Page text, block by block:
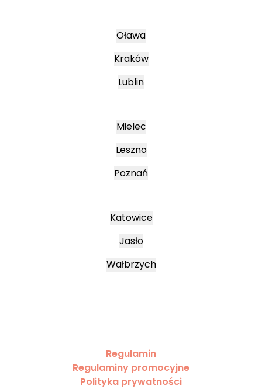
Oława
Kraków
Lublin
Mielec
Leszno
Poznań
Katowice
Jasło
Wałbrzych
Regulamin
Regulaminy promocyjne
Polityka prywatności